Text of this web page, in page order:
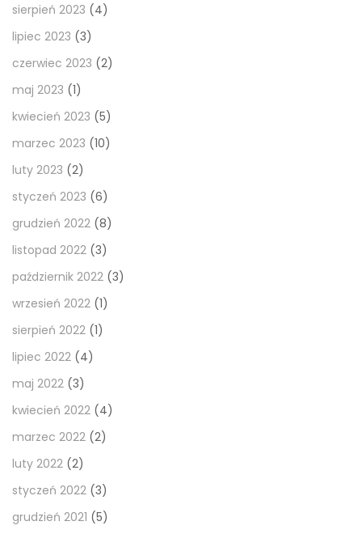
sierpień 2023 (4)
lipiec 2023 (3)
czerwiec 2023 (2)
maj 2023 (1)
kwiecień 2023 (5)
marzec 2023 (10)
luty 2023 (2)
styczeń 2023 (6)
grudzień 2022 (8)
listopad 2022 (3)
październik 2022 (3)
wrzesień 2022 (1)
sierpień 2022 (1)
lipiec 2022 (4)
maj 2022 (3)
kwiecień 2022 (4)
marzec 2022 (2)
luty 2022 (2)
styczeń 2022 (3)
grudzień 2021 (5)